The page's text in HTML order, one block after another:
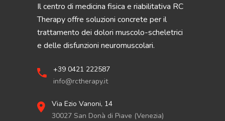
Il centro di medicina fisica e riabilitativa RC
Therapy offre soluzioni concrete per il
trattamento dei dolori muscolo-scheletrici
e delle disfunzioni neuromuscolari.
+39 0421 222587
info@rctherapy.it
Via Ezio Vanoni, 14
30027 San Donà di Piave (Venezia)